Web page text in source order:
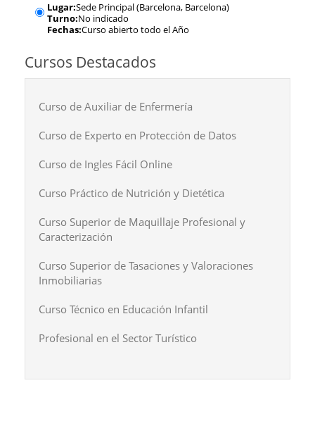
Lugar:Sede Principal (Barcelona, Barcelona)
Turno:No indicado
Fechas:Curso abierto todo el Año
Cursos Destacados
Curso de Auxiliar de Enfermería
Curso de Experto en Protección de Datos
Curso de Ingles Fácil Online
Curso Práctico de Nutrición y Dietética
Curso Superior de Maquillaje Profesional y
Caracterización
Curso Superior de Tasaciones y Valoraciones
Inmobiliarias
Curso Técnico en Educación Infantil
Profesional en el Sector Turístico